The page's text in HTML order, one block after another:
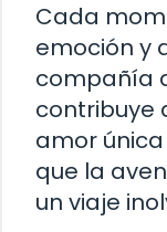
Cada
emoción y
compañía
contribuye
amor
que la
un viaje